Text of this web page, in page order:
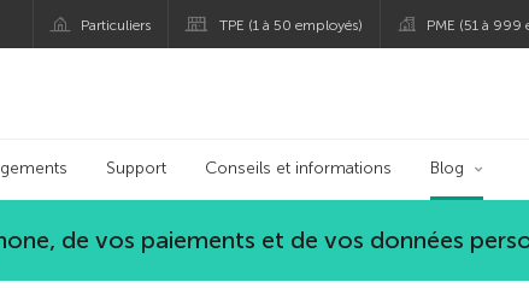
Particuliers TPE (1 à 50 employés) PME (51 à 999
Support Conseils et informations Blog
de vos paiements et de vos données